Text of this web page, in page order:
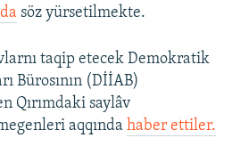
söz yürsetilmekte.
taqip etecek Demokratik
Bürosının (DİİAB)
Qırımdaki saylâv
aqqında haber ettiler.